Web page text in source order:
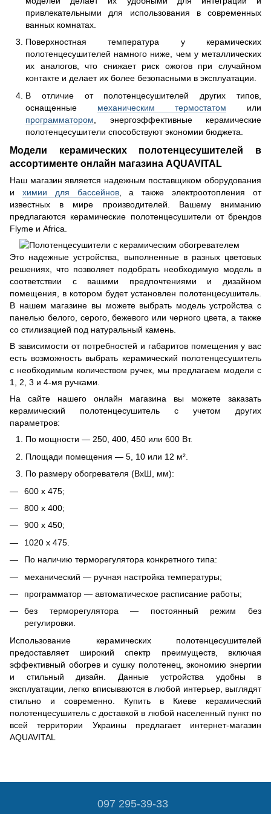
привлекательными для использования в современных
ванных комнатах.
Поверхностная температура у керамических
полотенцесушителей намного ниже, чем у металлических
их аналогов, что снижает риск ожогов при случайном
контакте и делает их более безопасными в эксплуатации.
В отличие от полотенцесушителей других типов,
оснащенные механическим термостатом или
программатором , энергоэффективные керамические
полотенцесушители способствуют экономии бюджета.
Модели керамических полотенцесушителей в
ассортименте онлайн магазина AQUAVITAL
Наш магазин является надежным поставщиком оборудования
и химии для бассейнов, а также электроотопления от
известных в мире производителей. Вашему вниманию
предлагаются керамические полотенцесушители от брендов
Flyme и Africa.
Это надежные устройства, выполненные в разных цветовых
решениях, что позволяет подобрать необходимую модель в
соответствии с вашими предпочтениями и дизайном
помещения, в котором будет установлен полотенцесушитель.
В нашем магазине вы можете выбрать модель устройства с
панелью белого, серого, бежевого или черного цвета, а также
со стилизацией под натуральный камень.
В зависимости от потребностей и габаритов помещения у вас
есть возможность выбрать керамический полотенцесушитель
с необходимым количеством ручек, мы предлагаем модели с
1, 2, 3 и 4-мя ручками.
На сайте нашего онлайн магазина вы можете заказать
керамический полотенцесушитель с учетом других
параметров:
По мощности — 250, 400, 450 или 600 Вт.
Площади помещения — 5, 10 или 12 м².
По размеру обогревателя (ВхШ, мм):
600 х 475;
800 х 400;
900 х 450;
1020 х 475.
По наличию терморегулятора конкретного типа:
механический — ручная настройка температуры;
программатор — автоматическое расписание работы;
без терморегулятора — постоянный режим без
регулировки.
Использование керамических полотенцесушителей
предоставляет широкий спектр преимуществ, включая
эффективный обогрев и сушку полотенец, экономию энергии
и стильный дизайн. Данные устройства удобны в
эксплуатации, легко вписываются в любой интерьер, выглядят
стильно и современно. Купить в Киеве керамический
полотенцесушитель с доставкой в любой населенный пункт по
всей территории Украины предлагает интернет-магазин
AQUAVITAL
097 295-39-33